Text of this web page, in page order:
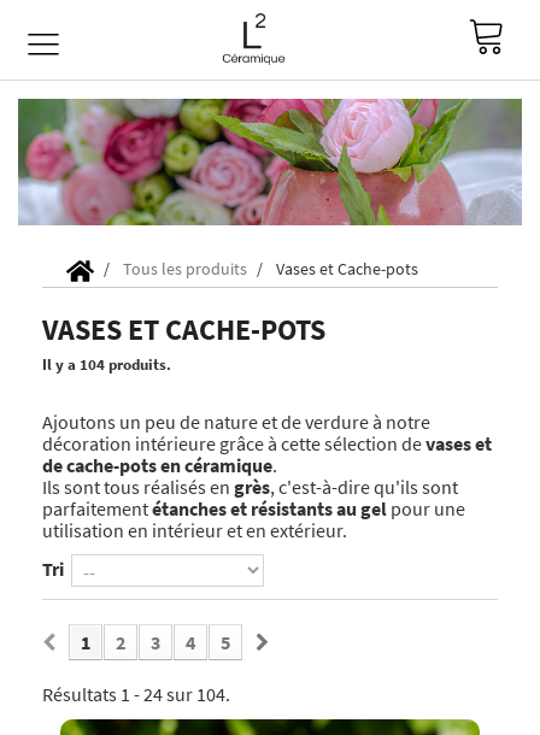
Tous les produits Vases et Cache-pots
VASES ET CACHE-POTS
Il y a 104 produits.
Ajoutons un peu de nature et de verdure à notre
décoration intérieure grâce à cette sélection devases et
de cache-pots en céramique.
Ils sont tous réalisés en grès, c'est-à-dire qu'ils sont
parfaitementétanches et résistants au gel pour une
utilisation en intérieur et en extérieur.
Tri
1 2 3 4 5
Résultats 1 - 24 sur 104.